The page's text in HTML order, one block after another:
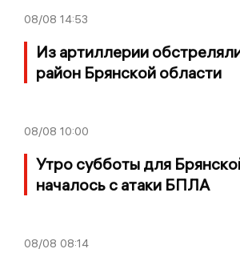
08/08 14:53
Из артиллерии
район Брянской области
08/08 10:00
Утро субботы для
началось с атаки БПЛА
08/08 08:14